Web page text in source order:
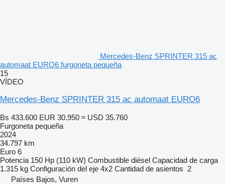
Mercedes-Benz SPRINTER 315 ac
automaat EURO6 furgoneta pequeña
15
VÍDEO
Mercedes-Benz SPRINTER 315 ac automaat EURO6
Bs 433.600 EUR 30.950 ≈ USD 35.760
Furgoneta pequeña
2024
34.797 km
Euro 6
Potencia 150 Hp (110 kW) Combustible diésel Capacidad de carga
1.315 kg Configuración del eje 4x2 Cantidad de asientos 2
Países Bajos, Vuren